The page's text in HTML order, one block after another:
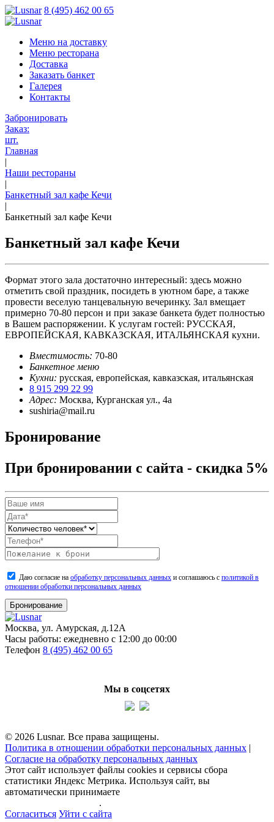
8 (495) 462 00 65
Меню на доставку
Меню ресторана
Доставка
Заказать банкет
Галерея
Контакты
Забронировать
Заказ:
шт.
Главная
|
Наши рестораны
|
Банкетный зал кафе Кечи
|
Банкетный зал кафе Кечи
Банкетный зал кафе Кечи
Формат этого зала достаточно интересный: здесь можно
отметить свой праздник, посидеть в уютном баре, а также
провести веселую танцевальную вечеринку. Зал вмещает
примерно 70-80 персон и при заказе банкета будет полностью
в Вашем распоряжении. К услугам гостей: РУССКАЯ,
ЕВРОПЕЙСКАЯ, КАВКАЗСКАЯ, ИТАЛЬЯНСКАЯ кухни.
Вместимость: 70-80
Банкетное меню
Кухни: русская, европейская, кавказская, итальянская
8 915 299 22 99
Адрес: Москва, Курганская ул., 4а
sushiria@mail.ru
Бронирование
При бронировании с сайта - скидка 5%
Даю согласие на обработку персональных данных и соглашаюсь с политикой в
отношении обработки персональных данных
Бронирование
Москва, ул. Амурская, д.12А
Часы работы: ежедневно с 12:00 до 00:00
Телефон 8 (495) 462 00 65
Мы в соцсетях
© 2026 Lusnar. Все права защищены.
Политика в отношении обработки персональных данных |
Согласие на обработку персональных данных
Этот сайт использует файлы cookies и сервисы сбора
статистики Яндекс Метрика. Используя сайт, вы
автоматически принимаете
.
Согласиться Уйти с сайта